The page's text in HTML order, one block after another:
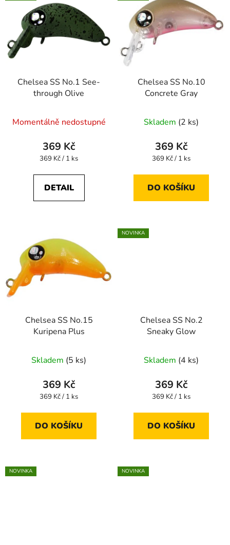
u
k
ý
s
p
Chelsea SS No.1 See-
through Olive
Momentálně nedostupné
369 Kč
Měrná
369 Kč / 1 ks
DETAIL
Chelsea SS No.10
Concrete Gray
Skladem (2 ks)
369 Kč
Měrná
369 Kč / 1 ks
DO KOŠÍKU
Chelsea SS No.15
Kuripena Plus
Skladem (5 ks)
369 Kč
Měrná
369 Kč / 1 ks
DO KOŠÍKU
NOVINKA
Chelsea SS No.2
Sneaky Glow
Skladem (4 ks)
369 Kč
Měrná
369 Kč / 1 ks
DO KOŠÍKU
NOVINKA NOVINKA